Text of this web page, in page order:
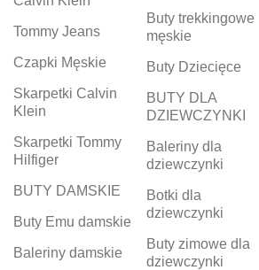
Tommy Jeans
Czapki Męskie
Skarpetki Calvin
Klein
Skarpetki Tommy
Hilfiger
BUTY DAMSKIE
Buty Emu damskie
Baleriny damskie
Buty trekkingowe
męskie
Buty Dziecięce
BUTY DLA
DZIEWCZYNKI
Baleriny dla
dziewczynki
Botki dla
dziewczynki
Buty zimowe dla
dziewczynki